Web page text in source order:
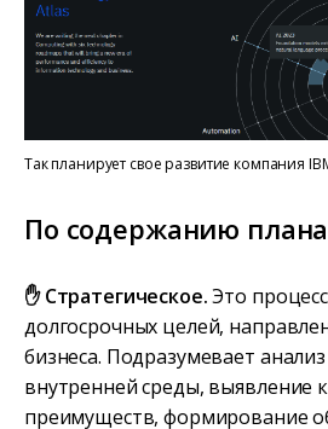
Так планирует свое развитие компания
По содержанию плана
✋ Стратегическое.Это
долгосрочных целей,
бизнеса. Подразумевает
внутренней среды, выявление
преимуществ, формирование